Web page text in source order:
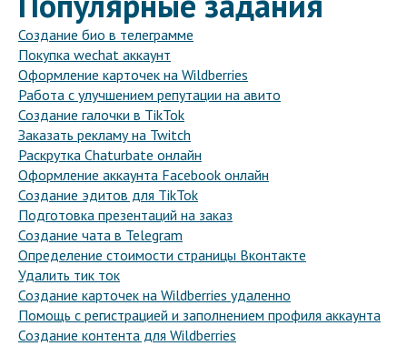
Создание био в телеграмме
Покупка wechat аккаунт
Оформление карточек на Wildberries
Работа с улучшением репутации на авито
Создание галочки в TikTok
Заказать рекламу на Twitch
Раскрутка Chaturbate онлайн
Оформление аккаунта Facebook онлайн
Создание эдитов для TikTok
Подготовка презентаций на заказ
Создание чата в Telegram
Определение стоимости страницы Вконтакте
Удалить тик ток
Создание карточек на Wildberries удаленно
Помощь с регистрацией и заполнением профиля аккаунта
Создание контента для Wildberries